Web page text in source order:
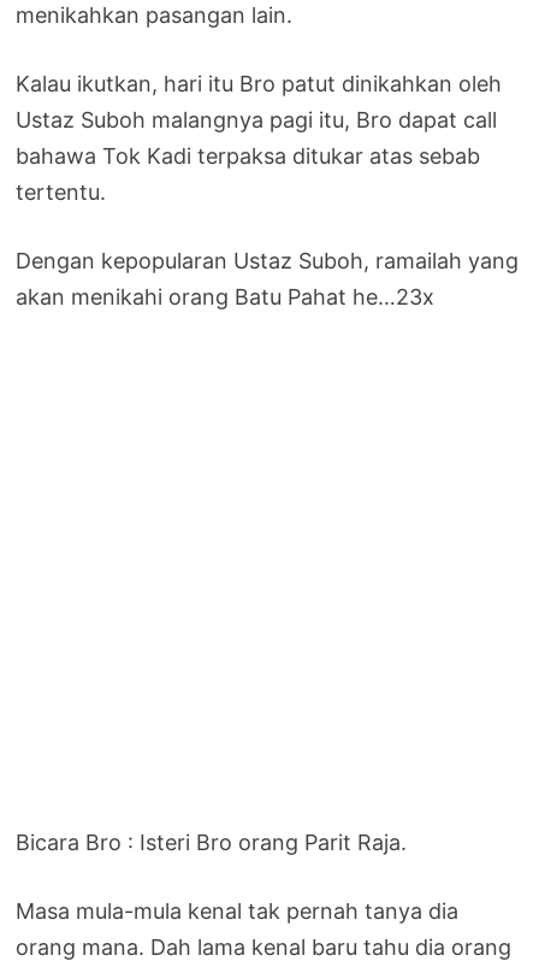
menikahkan pasangan lain.
Kalau ikutkan, hari itu Bro patut dinikahkan oleh
Ustaz Suboh malangnya pagi itu, Bro dapat call
bahawa Tok Kadi terpaksa ditukar atas sebab
tertentu.
Dengan kepopularan Ustaz Suboh, ramailah yang
akan menikahi orang Batu Pahat he…23x
Bicara Bro : Isteri Bro orang Parit Raja.
Masa mula-mula kenal tak pernah tanya dia
orang mana. Dah lama kenal baru tahu dia orang